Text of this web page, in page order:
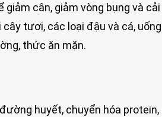
cân, giảm vòng bụng và
tươi, các loại đậu và cá,
thức ăn mặn.
huyết, chuyển hóa protein,